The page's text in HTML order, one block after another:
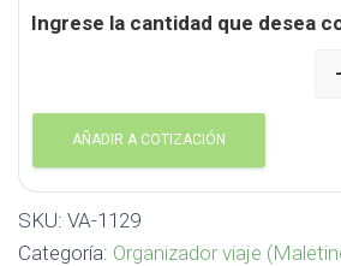
Ingrese la cantidad que desea
-
AÑADIR A COTIZACIÓN
SKU: VA-1129
Categoría: Organizador viaje